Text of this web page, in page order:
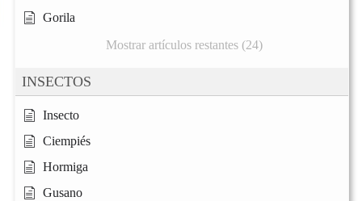
Gorila
Mostrar artículos restantes (24)
INSECTOS
Insecto
Ciempiés
Hormiga
Gusano